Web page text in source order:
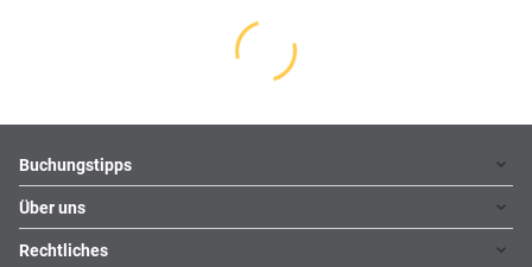
Footer navigation
Buchungstipps
Warum im Reisebüro buchen
Hoteltipps
Über uns
Kontakt
Rechtliches